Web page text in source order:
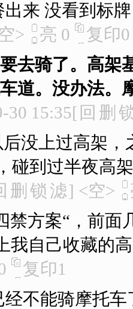
来 没看到标
> 亮 0 复印0
去骑了。高架
道。没办法。
30 15:35[ 回 删
没上过高架
碰到过半夜高
删 锁 滤] <空>
禁方案“，前面
我自己收藏的
复印1
不能骑摩托